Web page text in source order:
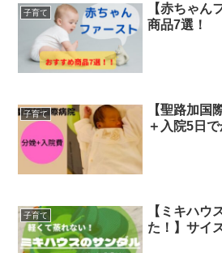
子育て
【赤ちゃん
商品7選！
子育て
【聖路加国
＋入院5日
子育て
【ミキハウ
た！】サイ